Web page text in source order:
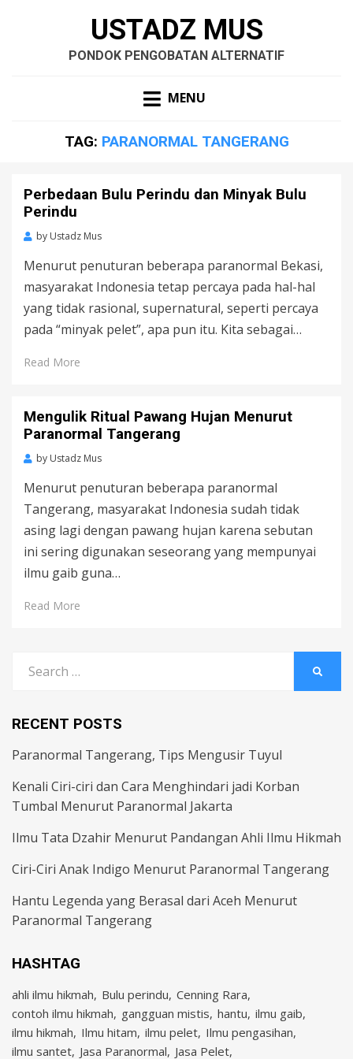
USTADZ MUS
PONDOK PENGOBATAN ALTERNATIF
MENU
TAG: PARANORMAL TANGERANG
Perbedaan Bulu Perindu dan Minyak Bulu
Perindu
by Ustadz Mus
Menurut penuturan beberapa paranormal Bekasi,
masyarakat Indonesia tetap percaya pada hal-hal
yang tidak rasional, supernatural, seperti percaya
pada “minyak pelet”, apa pun itu. Kita sebagai…
Read More
Mengulik Ritual Pawang Hujan Menurut
Paranormal Tangerang
by Ustadz Mus
Menurut penuturan beberapa paranormal
Tangerang, masyarakat Indonesia sudah tidak
asing lagi dengan pawang hujan karena sebutan
ini sering digunakan seseorang yang mempunyai
ilmu gaib guna…
Read More
for:
RECENT POSTS
Paranormal Tangerang, Tips Mengusir Tuyul
Kenali Ciri-ciri dan Cara Menghindari jadi Korban
Tumbal Menurut Paranormal Jakarta
Ilmu Tata Dzahir Menurut Pandangan Ahli Ilmu Hikmah
Ciri-Ciri Anak Indigo Menurut Paranormal Tangerang
Hantu Legenda yang Berasal dari Aceh Menurut
Paranormal Tangerang
HASHTAG
ahli ilmu hikmah Bulu perindu Cenning Rara
contoh ilmu hikmah gangguan mistis hantu ilmu gaib
ilmu hikmah Ilmu hitam ilmu pelet Ilmu pengasihan
ilmu santet Jasa Paranormal Jasa Pelet